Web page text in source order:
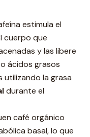
estimula el
cuerpo que
y las libere
ácidos grasos
utilizando la grasa
durante el
café orgánico
basal, lo que